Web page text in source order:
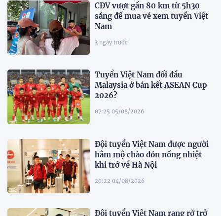
CĐV vượt gần 80 km từ 5h30
sáng để mua vé xem tuyển Việt
Nam
3 ngày trước
Tuyển Việt Nam đối đầu
Malaysia ở bán kết ASEAN Cup
2026?
07:25 05/08/2026
Đội tuyển Việt Nam được người
hâm mộ chào đón nồng nhiệt
khi trở về Hà Nội
20:22 04/08/2026
Đội tuyển Việt Nam rạng rỡ trở